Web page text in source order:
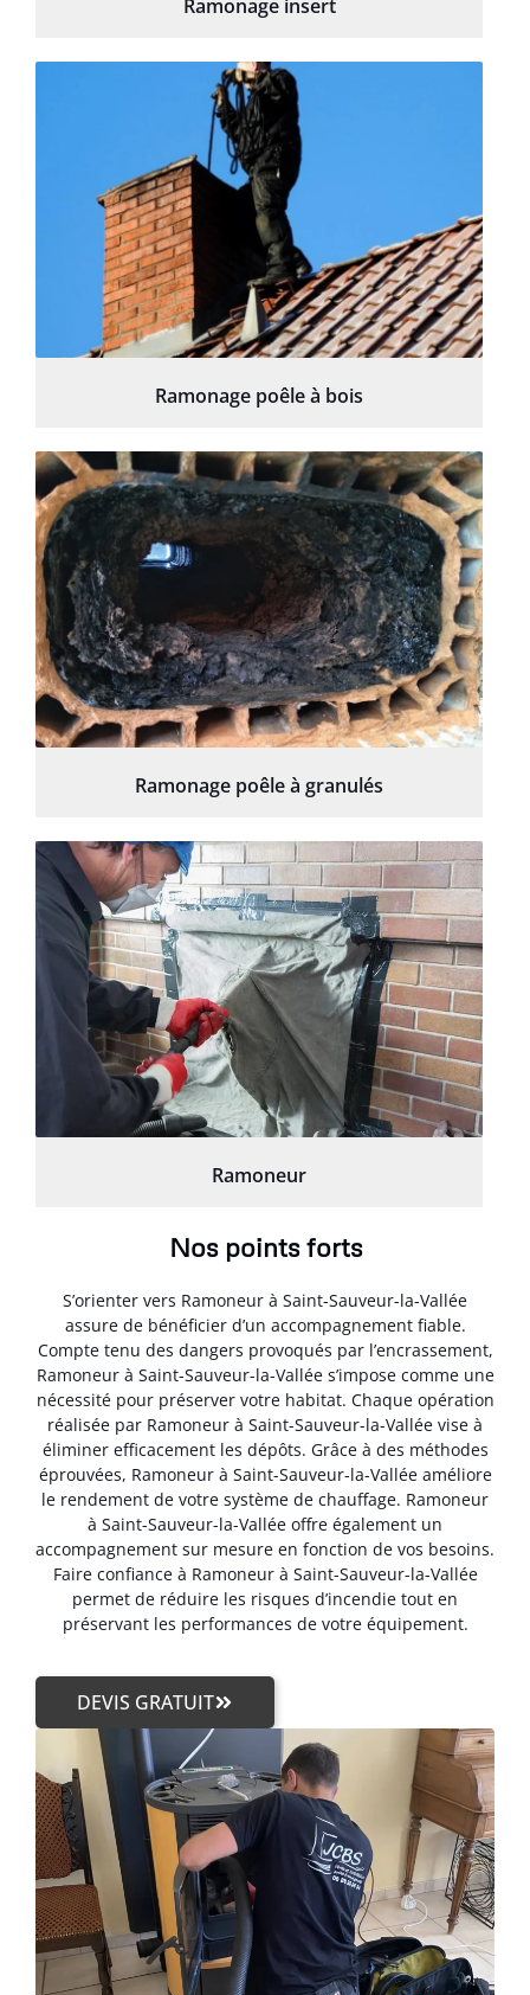
Ramonage insert
Ramonage poêle à bois
Ramonage poêle à granulés
Ramoneur
Nos points forts
S’orienter vers Ramoneur à Saint-Sauveur-la-Vallée
assure de bénéficier d’un accompagnement fiable.
Compte tenu des dangers provoqués par l’encrassement,
Ramoneur à Saint-Sauveur-la-Vallée s’impose comme une
nécessité pour préserver votre habitat. Chaque opération
réalisée par Ramoneur à Saint-Sauveur-la-Vallée vise à
éliminer efficacement les dépôts. Grâce à des méthodes
éprouvées, Ramoneur à Saint-Sauveur-la-Vallée améliore
le rendement de votre système de chauffage. Ramoneur
à Saint-Sauveur-la-Vallée offre également un
accompagnement sur mesure en fonction de vos besoins.
Faire confiance à Ramoneur à Saint-Sauveur-la-Vallée
permet de réduire les risques d’incendie tout en
préservant les performances de votre équipement.
DEVIS GRATUIT